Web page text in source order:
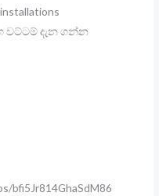
වට්ටම් දැන ගන්න
bfi5Jr814GhaSdM86